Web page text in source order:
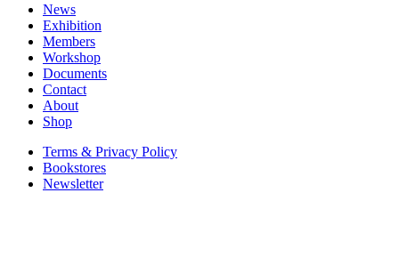
News
Exhibition
Members
Workshop
Documents
Contact
About
Shop
Terms & Privacy Policy
Bookstores
Newsletter